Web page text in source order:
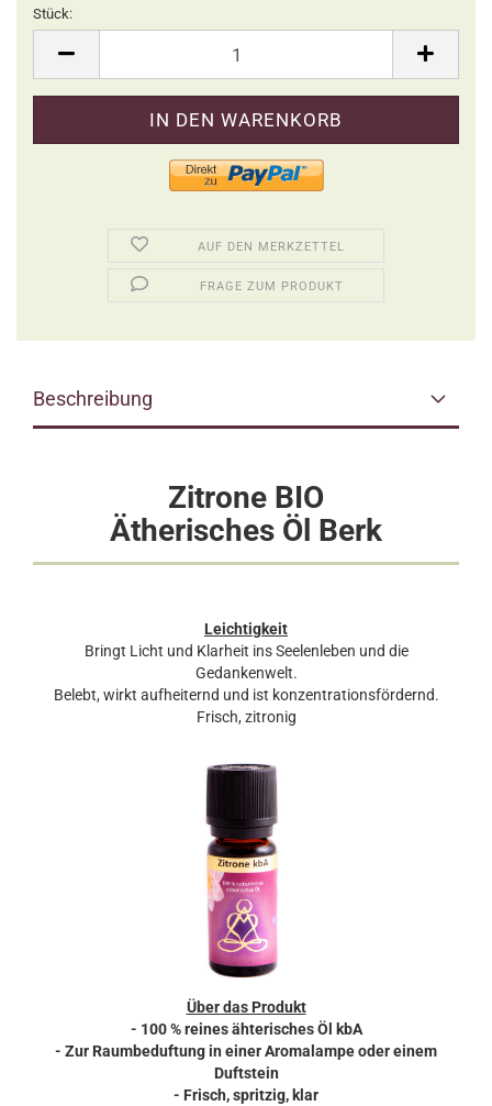
Stück:
AUF DEN MERKZETTEL
FRAGE ZUM PRODUKT
Beschreibung
Zitrone BIO
Ätherisches Öl Berk
Leichtigkeit
Bringt Licht und Klarheit ins Seelenleben und die
Gedankenwelt.
Belebt, wirkt aufheiternd und ist konzentrationsfördernd.
Frisch, zitronig
Über das Produkt
- 100 % reines ähterisches Öl kbA
- Zur Raumbeduftung in einer Aromalampe oder einem
Duftstein
- Frisch, spritzig, klar